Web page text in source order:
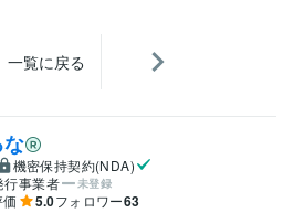
一覧に戻る
機密保持契約(NDA)
行事業者
未登録
5.0フォロワー63